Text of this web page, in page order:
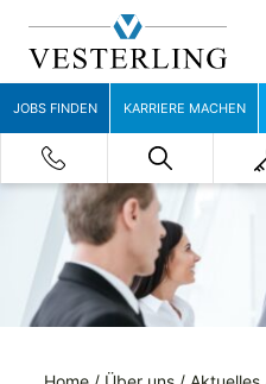
JOBS FINDEN KARRIERE MACHEN